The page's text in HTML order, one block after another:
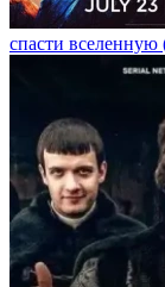
спасти вселенную